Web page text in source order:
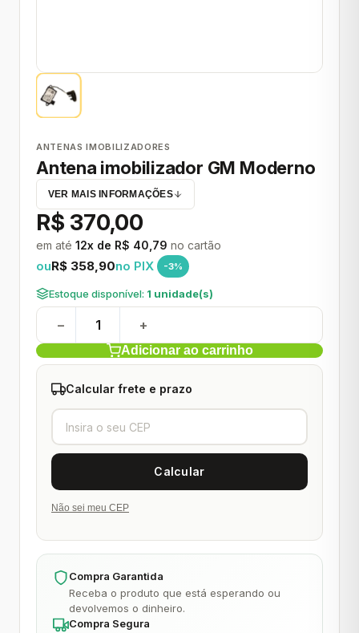
ANTENAS IMOBILIZADORES
Antena imobilizador GM Moderno
VER MAIS INFORMAÇÕES
R$ 370,00
em até 12x de R$ 40,79 no cartão
ouR$ 358,90no PIX -3%
Estoque disponível: 1 unidade(s)
− +
Adicionar ao carrinho
Calcular frete e prazo
Não sei meu CEP
Compra Garantida
Receba o produto que está esperando ou
devolvemos o dinheiro.
Compra Segura